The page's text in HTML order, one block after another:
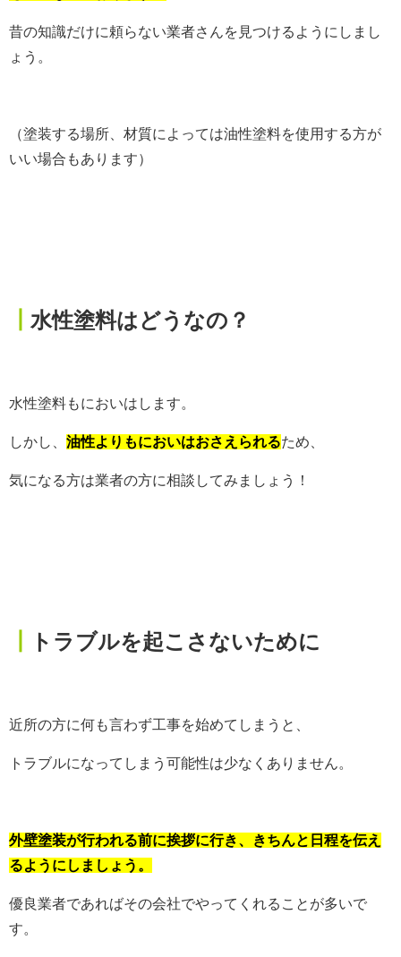
昔の知識だけに頼らない業者さんを見つけるようにしまし
ょう。
（塗装する場所、材質によっては油性塗料を使用する方が
いい場合もあります）
水性塗料はどうなの？
水性塗料もにおいはします。
しかし、 油性よりもにおいはおさえられるため、
気になる方は業者の方に相談してみましょう！
トラブルを起こさないために
近所の方に何も言わず工事を始めてしまうと、
トラブルになってしまう可能性は少なくありません。
外壁塗装が行われる前に挨拶に行き、きちんと日程を伝え
るようにしましょう。
優良業者であればその会社でやってくれることが多いで
す。